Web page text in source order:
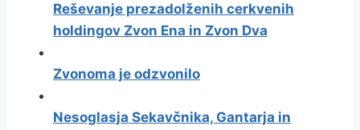
Reševanje prezadolženih cerkvenih
holdingov Zvon Ena in Zvon Dva
Zvonoma je odzvonilo
Nesoglasja Sekavčnika, Gantarja in